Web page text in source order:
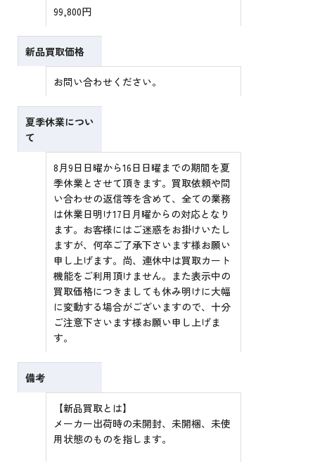
99,800円
新品買取価格
お問い合わせください。
夏季休業につい
て
8月9日日曜から16日日曜までの期間を夏
季休業とさせて頂きます。買取依頼や問
い合わせの返信等を含めて、全ての業務
は休業日明け17日月曜からの対応となり
ます。お客様にはご迷惑をお掛けいたし
ますが、何卒ご了承下さいます様お願い
申し上げます。尚、連休中は買取カート
機能をご利用頂けません。また表示中の
買取価格につきましても休み明けに大幅
に変動する場合がございますので、十分
ご注意下さいます様お願い申し上げま
す。
備考
【新品買取とは】
メーカー出荷時の未開封、未開梱、未使
用状態のものを指します。